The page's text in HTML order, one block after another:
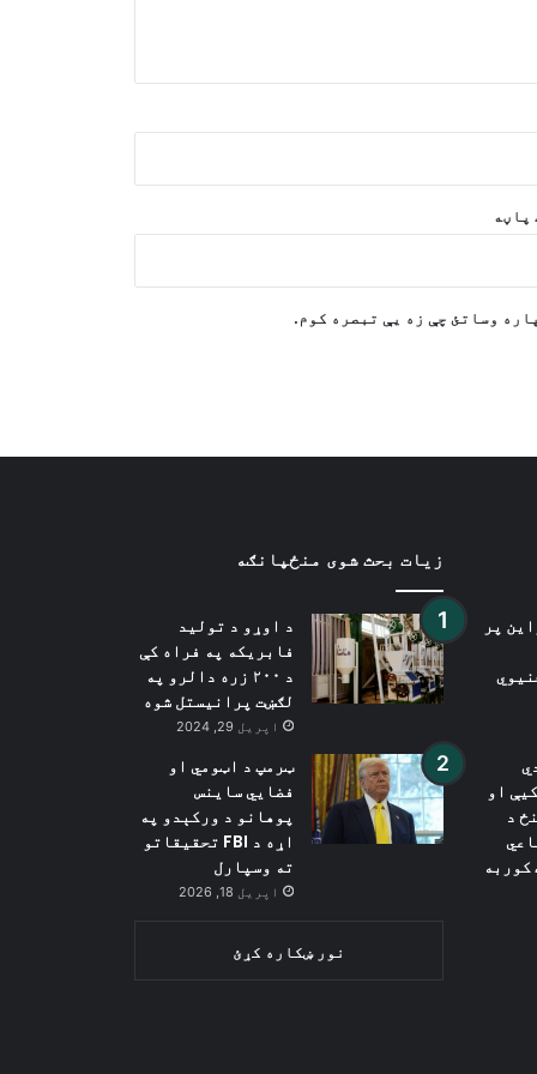
مرکزونو د یمني بې پیلوټه الوتکو
جګړه نه غواړو
پاڼه
وساتئ چې زه یې تبصره کوم.
پر
او
د
کوربه
زیات بحث شوی منځپانګه
د اوړو د تولید
فابریکه په فراه کې
د ۲۰۰ زره دالرو په
لګښت پرانیستل شوه
اپریل 29, 2024
ټرمپ د اټومي او
فضايي ساینس
پوهانو د ورکېدو په
اړه د FBI تحقیقاتو
ته وسپارل
اپریل 18, 2026
نور ښکاره کړئ